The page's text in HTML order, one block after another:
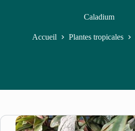
Caladium
Accueil Plantes tropicales